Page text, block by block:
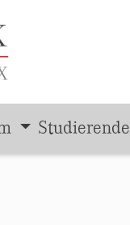
Studierende